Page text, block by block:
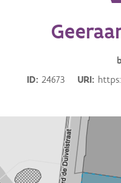
ID
24673 URI